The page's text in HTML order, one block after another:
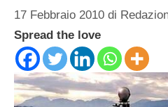
17 Febbraio 2010 di
Spread the love